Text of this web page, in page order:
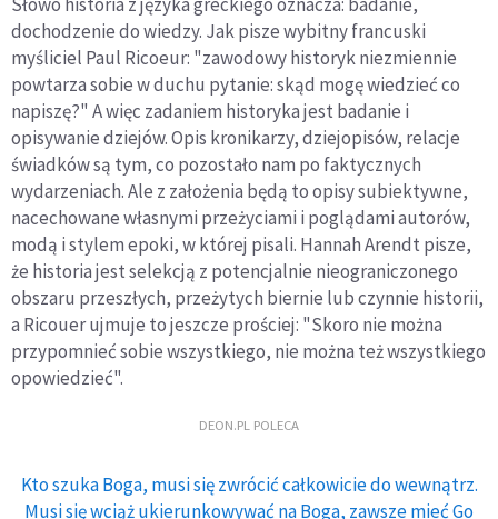
dochodzenie do wiedzy. Jak pisze wybitny francuski
myśliciel Paul Ricoeur: "zawodowy historyk niezmiennie
powtarza sobie w duchu pytanie: skąd mogę wiedzieć co
napiszę?" A więc zadaniem historyka jest badanie i
opisywanie dziejów. Opis kronikarzy, dziejopisów, relacje
świadków są tym, co pozostało nam po faktycznych
wydarzeniach. Ale z założenia będą to opisy subiektywne,
nacechowane własnymi przeżyciami i poglądami autorów,
modą i stylem epoki, w której pisali. Hannah Arendt pisze,
że historia jest selekcją z potencjalnie nieograniczonego
obszaru przeszłych, przeżytych biernie lub czynnie historii,
a Ricouer ujmuje to jeszcze prościej: "Skoro nie można
przypomnieć sobie wszystkiego, nie można też wszystkiego
opowiedzieć".
DEON.PL POLECA
Kto szuka Boga, musi się zwrócić całkowicie do wewnątrz.
Musi się wciąż ukierunkowywać na Boga, zawsze mieć Go